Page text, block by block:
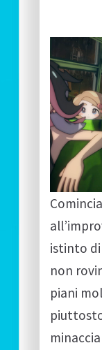
istinto di
non
piani